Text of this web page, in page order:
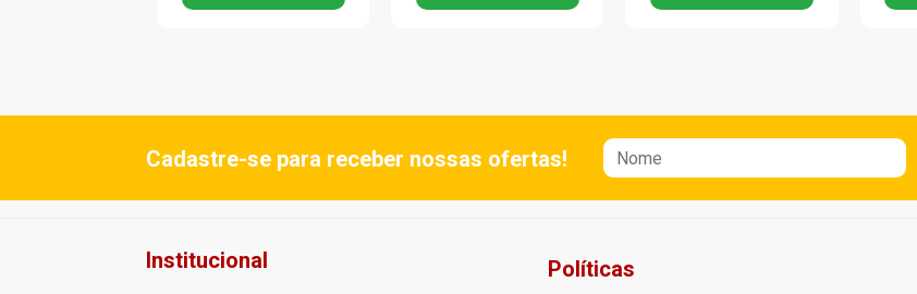
Cadastre-se para receber nossas ofertas!
Institucional Políticas